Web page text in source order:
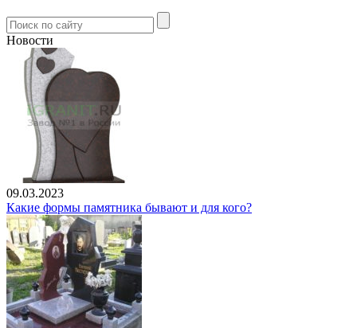
Новости
09.03.2023
Какие формы памятника бывают и для кого?